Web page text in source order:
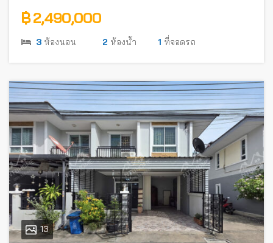
฿ 2,490,000
3 ห้องนอน 2 ห้องน้ำ 1 ที่จอดรถ
13